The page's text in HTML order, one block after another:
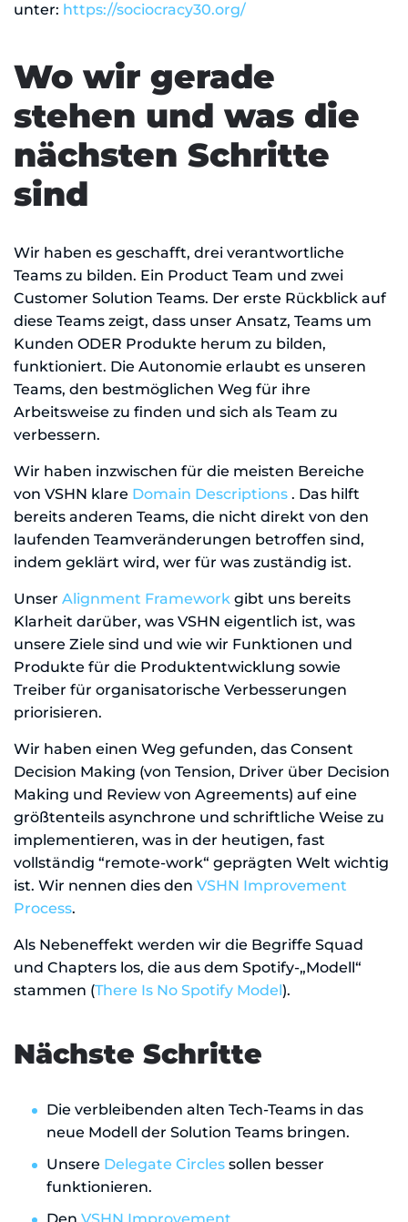
unter: https://sociocracy30.org/
Wo wir gerade
stehen und was die
nächsten Schritte
sind
Wir haben es geschafft, drei verantwortliche
Teams zu bilden. Ein Product Team und zwei
Customer Solution Teams. Der erste Rückblick auf
diese Teams zeigt, dass unser Ansatz, Teams um
Kunden ODER Produkte herum zu bilden,
funktioniert. Die Autonomie erlaubt es unseren
Teams, den bestmöglichen Weg für ihre
Arbeitsweise zu finden und sich als Team zu
verbessern.
Wir haben inzwischen für die meisten Bereiche
von VSHN klare Domain Descriptions . Das hilft
bereits anderen Teams, die nicht direkt von den
laufenden Teamveränderungen betroffen sind,
indem geklärt wird, wer für was zuständig ist.
Unser Alignment Framework gibt uns bereits
Klarheit darüber, was VSHN eigentlich ist, was
unsere Ziele sind und wie wir Funktionen und
Produkte für die Produktentwicklung sowie
Treiber für organisatorische Verbesserungen
priorisieren.
Wir haben einen Weg gefunden, das Consent
Decision Making (von Tension, Driver über Decision
Making und Review von Agreements) auf eine
größtenteils asynchrone und schriftliche Weise zu
implementieren, was in der heutigen, fast
vollständig “remote-work“ geprägten Welt wichtig
ist. Wir nennen dies den VSHN Improvement
Process.
Als Nebeneffekt werden wir die Begriffe Squad
und Chapters los, die aus dem Spotify-„Modell“
stammen (There Is No Spotify Model).
Nächste Schritte
Die verbleibenden alten Tech-Teams in das
neue Modell der Solution Teams bringen.
Unsere Delegate Circles sollen besser
funktionieren.